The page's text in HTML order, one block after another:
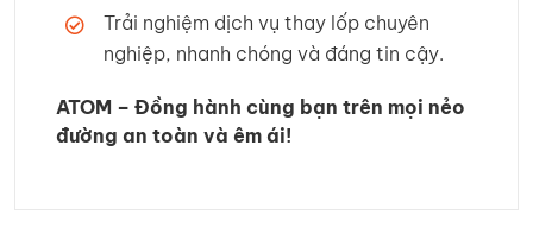
Trải nghiệm dịch vụ thay lốp chuyên
nghiệp, nhanh chóng và đáng tin cậy.
ATOM – Đồng hành cùng bạn trên mọi nẻo
đường an toàn và êm ái!